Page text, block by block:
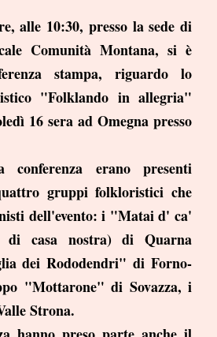
alle 10:30, presso la sede di
Comunità Montana, si è
stampa, riguardo lo
"Folklando in allegria"
16 sera ad Omegna presso
erano presenti
gruppi folkloristici che
dell'evento: i "Matai d' ca'
di casa nostra) di Quarna
dei Rododendri" di Forno-
"Mottarone" di Sovazza, i
Strona.